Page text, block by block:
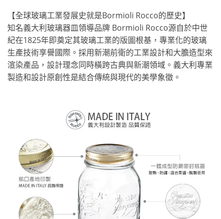
【全球玻璃工業發展史就是Bormioli Rocco的歷史】
知名義大利玻璃器皿領導品牌 Bormioli Rocco源自於中世
紀在1825年即奠定其玻璃工業的版圖根基，專業化的玻璃
生產技術享譽國際。採用新潮前衛的工業設計和大膽造型來
渲染產品，設計理念同時橫跨古典與新潮領域。義大利專業
製造和設計原創性是結合傳統與現代的美學象徵。